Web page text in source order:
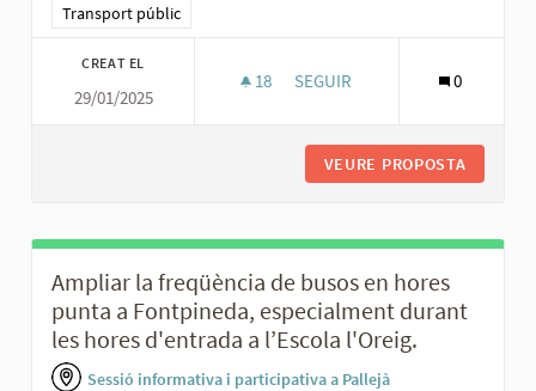
Resultats al filtrar per la categoria: Transport públic
Transport públic
CREAT EL
29/01/2025
18 18 SEGUIDORES
SEGUIR 0
VEURE PROPOSTA
Ampliar la freqüència de busos en hores
punta a Fontpineda, especialment durant
les hores d'entrada a l’Escola l'Oreig.
Sessió informativa i participativa a Pallejà